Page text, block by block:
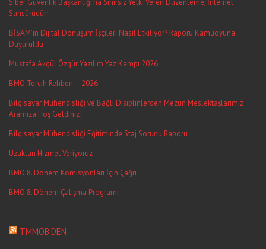
Siber Güvenlik Başkanlığı’na Sınırsız Yetki Veren Düzenleme, İnternet
Sansürüdür!
BİSAM’ın Dijital Dönüşüm İşçileri Nasıl Etkiliyor? Raporu Kamuoyuna
Duyuruldu
Mustafa Akgül Özgür Yazılım Yaz Kampı 2026
BMO Tercih Rehberi – 2026
Bilgisayar Mühendisliği ve Bağlı Disiplinlerden Mezun Meslektaşlarımız
Aramıza Hoş Geldiniz!
Bilgisayar Mühendisliği Eğitiminde Staj Sorunu Raporu
Uzaktan Hizmet Veriyoruz
BMO 8. Dönem Komisyonları İçin Çağrı
BMO 8. Dönem Çalışma Programı
TMMOB’DEN